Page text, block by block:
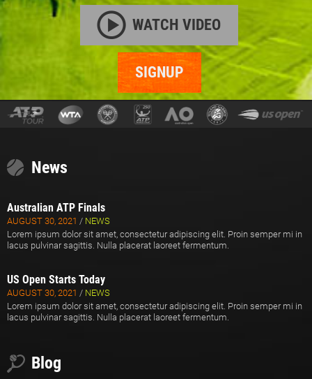
WATCH VIDEO
SIGNUP
News
Australian ATP Finals
AUGUST 30, 2021 / NEWS
Lorem ipsum dolor sit amet, consectetur adipiscing elit. Proin semper mi in
lacus pulvinar sagittis. Nulla placerat laoreet fermentum.
US Open Starts Today
AUGUST 30, 2021 / NEWS
Lorem ipsum dolor sit amet, consectetur adipiscing elit. Proin semper mi in
lacus pulvinar sagittis. Nulla placerat laoreet fermentum.
Blog